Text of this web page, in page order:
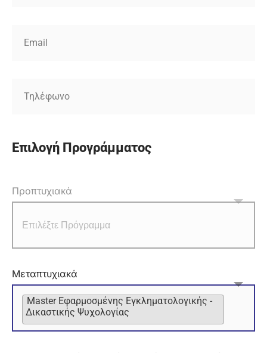
Επιλογή Προγράμματος
Προπτυχιακά
Μεταπτυχιακά
Master Εφαρμοσμένης Εγκληματολογικής -
Δικαστικής Ψυχολογίας